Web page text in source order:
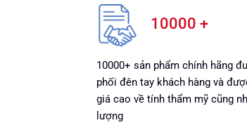
10000 +
10000+ sản phẩm chính hãng
phối đên tay khách hàng và
giá cao về tính thẩm mỹ cũng
lượng